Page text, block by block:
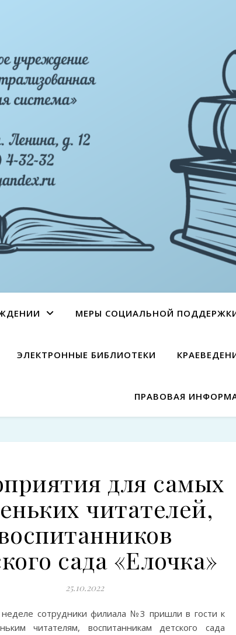
МЕРЫ СОЦИАЛЬНОЙ
ЭЛЕКТРОННЫЕ БИБЛИОТЕКИ
ПРАВОВАЯ
для самых
читателей,
сада «Елочка»
25.10.2022
сотрудники филиала №3 пришли в гости к
читателям, воспитанникам детского сада